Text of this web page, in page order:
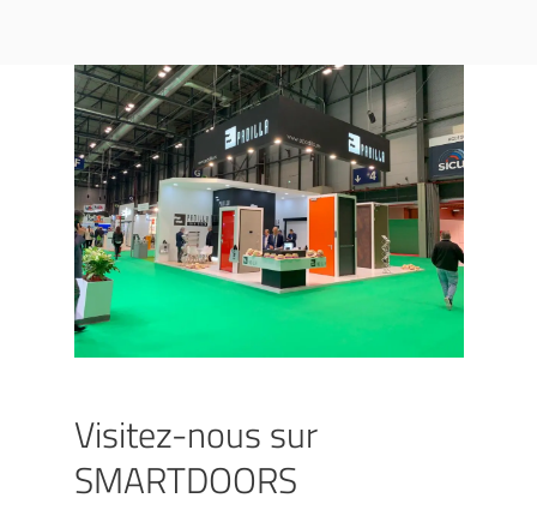
Visitez-nous sur
SMARTDOORS